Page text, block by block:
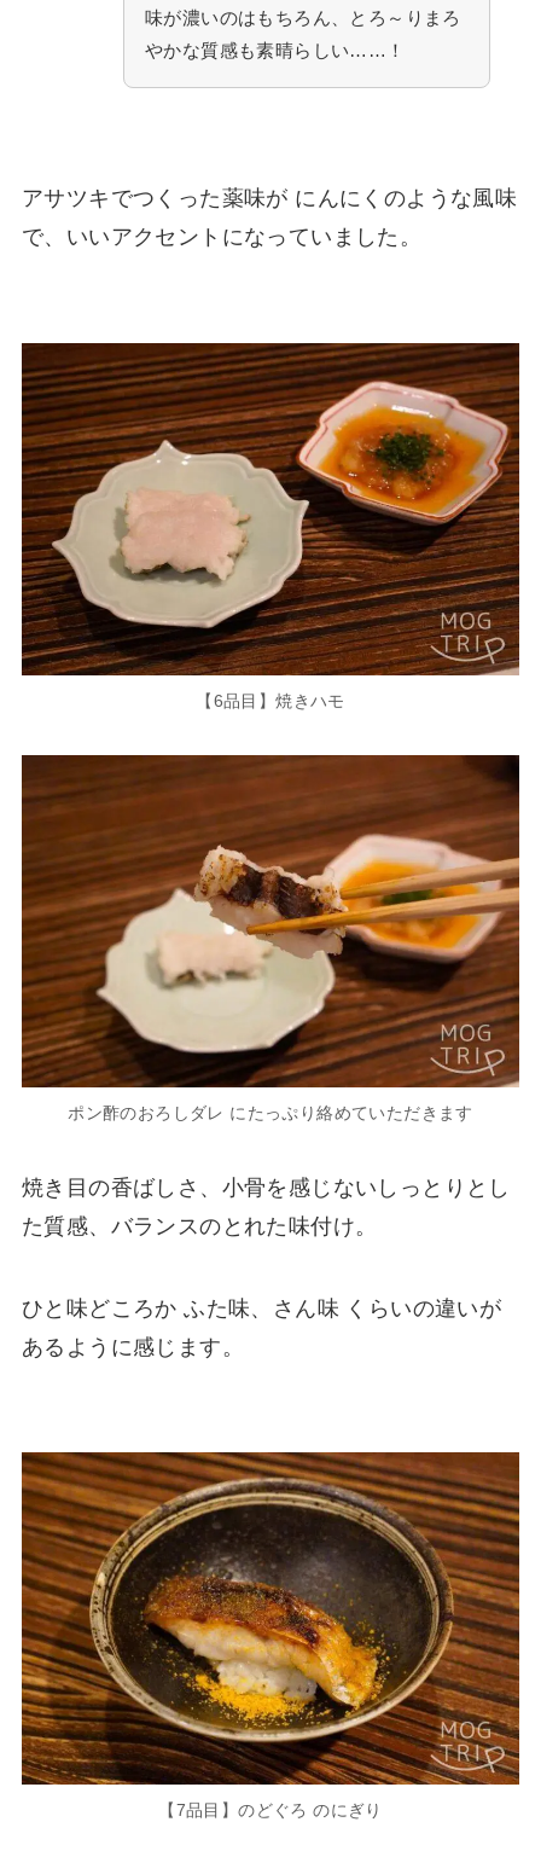
味が濃いのはもちろん、とろ～りまろ
やかな質感も素晴らしい……！
アサツキでつくった薬味が にんにくのような風味
で、いいアクセントになっていました。
【6品目】焼きハモ
ポン酢のおろしダレ にたっぷり絡めていただきます
焼き目の香ばしさ、小骨を感じないしっとりとし
た質感、バランスのとれた味付け。
ひと味どころか ふた味、さん味 くらいの違いが
あるように感じます。
【7品目】のどぐろ のにぎり